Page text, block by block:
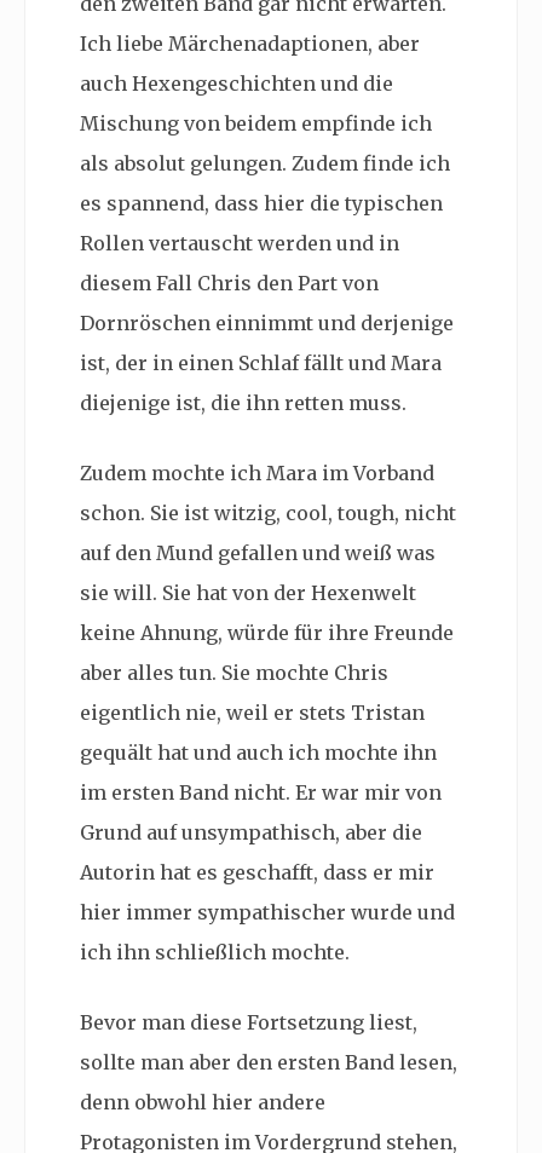
Ich liebe Märchenadaptionen, aber
auch Hexengeschichten und die
Mischung von beidem empfinde ich
als absolut gelungen. Zudem finde ich
es spannend, dass hier die typischen
Rollen vertauscht werden und in
diesem Fall Chris den Part von
Dornröschen einnimmt und derjenige
ist, der in einen Schlaf fällt und Mara
diejenige ist, die ihn retten muss.
Zudem mochte ich Mara im Vorband
schon. Sie ist witzig, cool, tough, nicht
auf den Mund gefallen und weiß was
sie will. Sie hat von der Hexenwelt
keine Ahnung, würde für ihre Freunde
aber alles tun. Sie mochte Chris
eigentlich nie, weil er stets Tristan
gequält hat und auch ich mochte ihn
im ersten Band nicht. Er war mir von
Grund auf unsympathisch, aber die
Autorin hat es geschafft, dass er mir
hier immer sympathischer wurde und
ich ihn schließlich mochte.
Bevor man diese Fortsetzung liest,
sollte man aber den ersten Band lesen,
denn obwohl hier andere
Protagonisten im Vordergrund stehen,